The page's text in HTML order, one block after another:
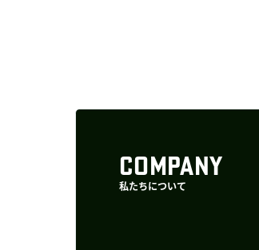
COMPANY
私たちについて